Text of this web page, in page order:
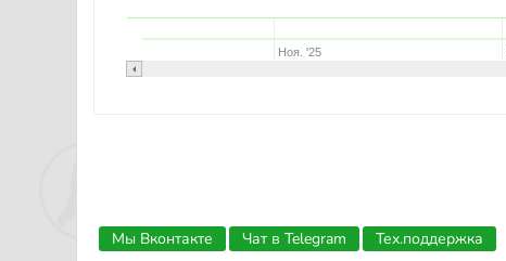
Ноя. '25
Мы Вконтакте Чат в Telegram Тех.поддержка